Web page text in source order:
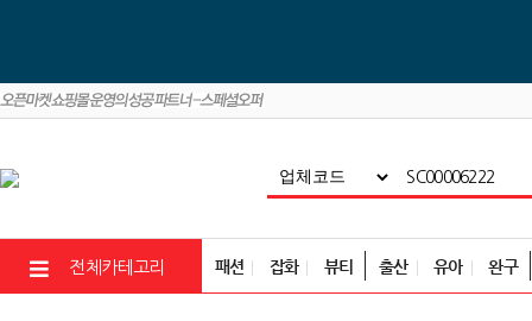
전체카테고리 패션 잡화 뷰티 출산 유아 완구